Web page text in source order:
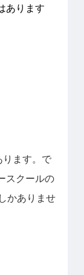
あります
ます。で
スクールの
かありませ